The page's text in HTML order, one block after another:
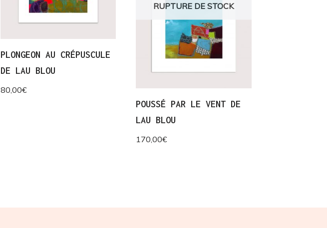
PLONGEON AU CRÉPUSCULE
DE LAU BLOU
80,00€
RUPTURE DE STOCK
POUSSÉ PAR LE VENT DE
LAU BLOU
170,00€